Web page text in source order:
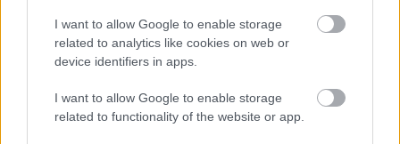
I want to allow Google to enable storage
related to analytics like cookies on web or
device identifiers in apps.
I want to allow Google to enable storage
related to functionality of the website or app.
kérdezze senki, mi az, amit lát: